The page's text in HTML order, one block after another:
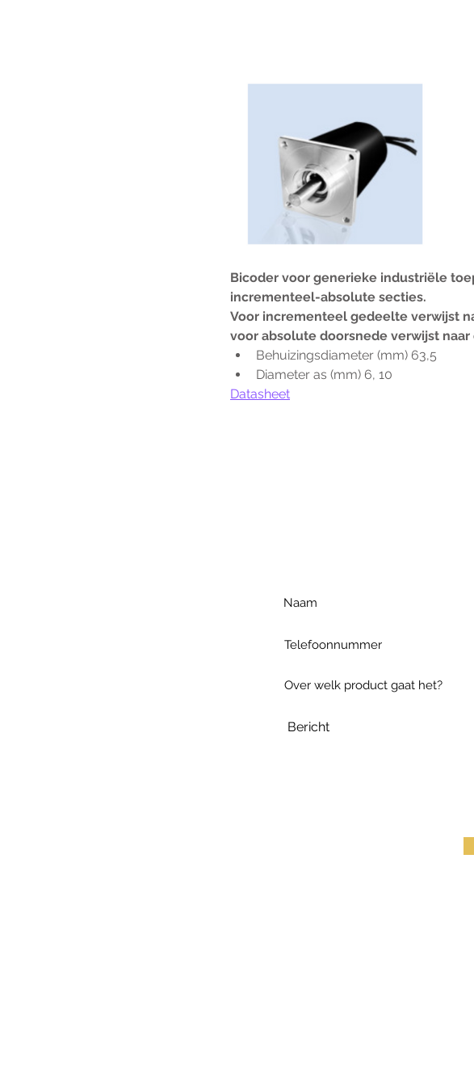
Bicoder voor generieke industriële
incrementeel-absolute secties.
Voor incrementeel gedeelte verwijst
voor absolute doorsnede verwijst
Behuizingsdiameter (mm) 63,5
Diameter as (mm) 6, 10
Datasheet